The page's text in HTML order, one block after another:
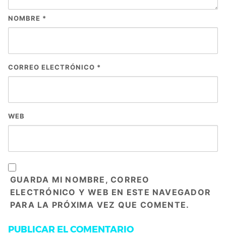
NOMBRE *
CORREO ELECTRÓNICO *
WEB
GUARDA MI NOMBRE, CORREO
ELECTRÓNICO Y WEB EN ESTE NAVEGADOR
PARA LA PRÓXIMA VEZ QUE COMENTE.